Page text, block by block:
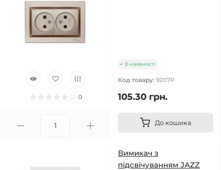
0
В наявності
Код товару: 9207Р
105.30 грн.
До кошика
Вимикач з
підсвічуванням JAZZ